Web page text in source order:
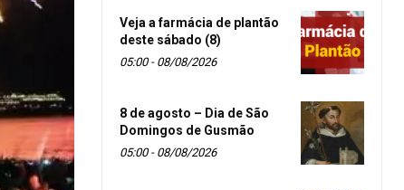
Veja a farmácia de plantão
deste sábado (8)
05:00 - 08/08/2026
8 de agosto – Dia de São
Domingos de Gusmão
05:00 - 08/08/2026